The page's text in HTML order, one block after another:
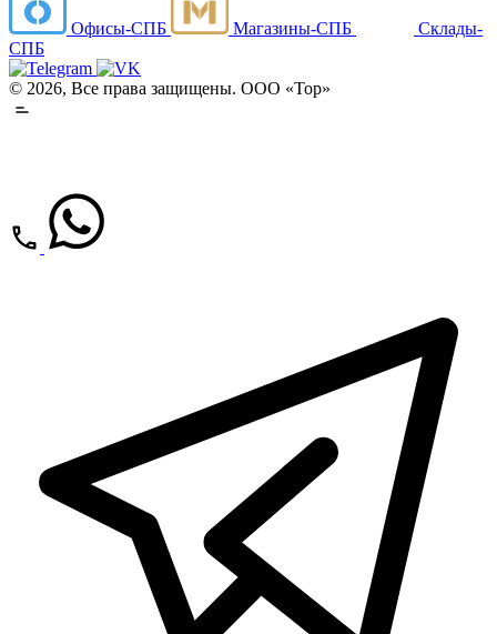
Офисы-СПБ Магазины-СПБ
Склады-
СПБ
© 2026, Все права защищены. ООО «Тор»